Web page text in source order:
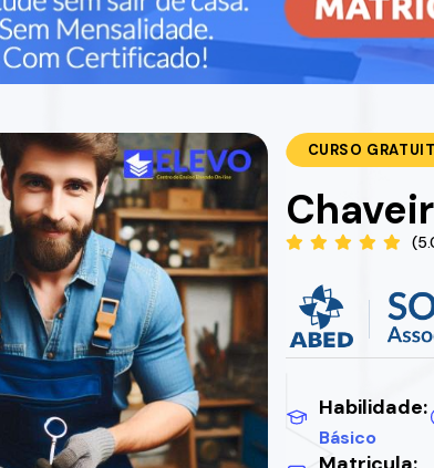
CURSO
Habilidade:
Básico